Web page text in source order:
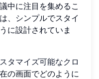
中に注目を集めるこ
、シンプルでスタイ
に設計されていま
タマイズ可能なクロ
の画面でどのように